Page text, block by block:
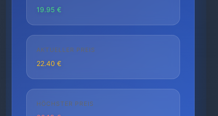
19.95 €
AKTUELLER PREIS
22.40 €
HÖCHSTER PREIS